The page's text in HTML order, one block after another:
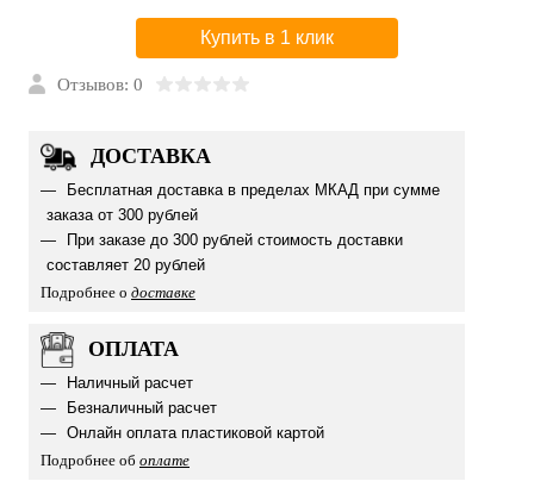
Купить в 1 клик
Отзывов: 0
ДОСТАВКА
Бесплатная доставка в пределах МКАД при сумме
заказа от 300 рублей
При заказе до 300 рублей стоимость доставки
составляет 20 рублей
Подробнее о доставке
ОПЛАТА
Наличный расчет
Безналичный расчет
Онлайн оплата пластиковой картой
Подробнее об оплате